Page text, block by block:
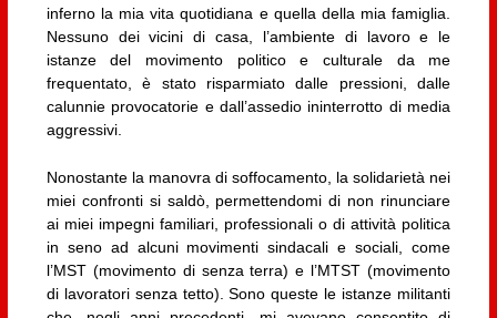
inferno la mia vita quotidiana e quella della mia famiglia.
Nessuno dei vicini di casa, l’ambiente di lavoro e le
istanze del movimento politico e culturale da me
frequentato, è stato risparmiato dalle pressioni, dalle
calunnie provocatorie e dall’assedio ininterrotto di media
aggressivi.
Nonostante la manovra di soffocamento, la solidarietà nei
miei confronti si saldò, permettendomi di non rinunciare
ai miei impegni familiari, professionali o di attività politica
in seno ad alcuni movimenti sindacali e sociali, come
l’MST (movimento di senza terra) e l’MTST (movimento
di lavoratori senza tetto). Sono queste le istanze militanti